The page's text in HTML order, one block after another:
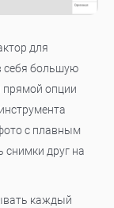
для
себя большую
прямой опции
с плавным
друг на
каждый